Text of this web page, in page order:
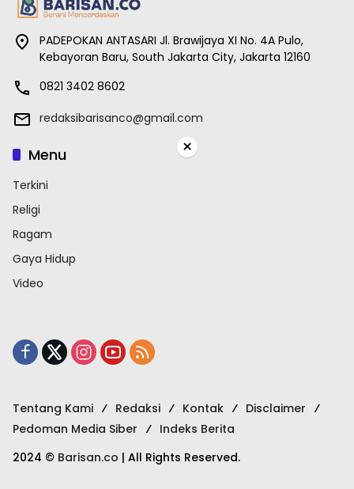
PADEPOKAN ANTASARI Jl. Brawijaya XI No. 4A Pulo,
Kebayoran Baru, South Jakarta City, Jakarta 12160
0821 3402 8602
redaksibarisanco@gmail.com
Menu
Terkini
Religi
Ragam
Gaya Hidup
Video
Tentang Kami Redaksi Kontak
Disclaimer
Pedoman Media Siber
Indeks Berita
2024 © Barisan.co | All Rights Reserved.
×